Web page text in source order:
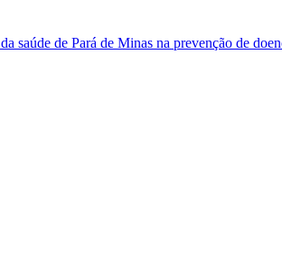
saúde de Pará de Minas na prevenção de